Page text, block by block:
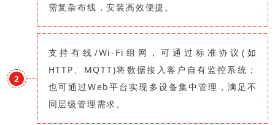
需复杂布线，安装高效便捷。
2
支持有线/Wi-Fi组网，可通过标准协议(如
HTTP、MQTT)将数据接入客户自有监控系统；
也可通过Web平台实现多设备集中管理，满足不
同层级管理需求。